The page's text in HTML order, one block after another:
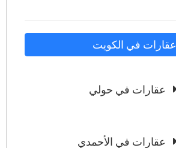
عقارات في الكويت
عقارات في حولي
عقارات في الأحمدي